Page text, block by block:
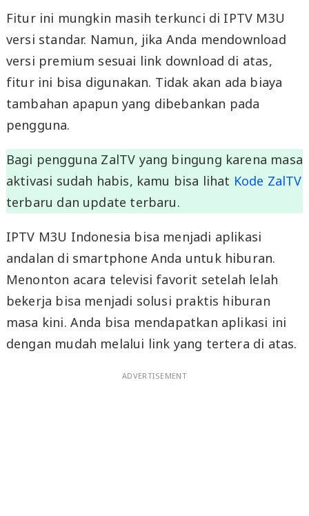
Fitur ini mungkin masih terkunci di IPTV M3U
versi standar. Namun, jika Anda mendownload
versi premium sesuai link download di atas,
fitur ini bisa digunakan. Tidak akan ada biaya
tambahan apapun yang dibebankan pada
pengguna.
Bagi pengguna ZalTV yang bingung karena masa
aktivasi sudah habis, kamu bisa lihat Kode ZalTV
terbaru dan update terbaru.
IPTV M3U Indonesia bisa menjadi aplikasi
andalan di smartphone Anda untuk hiburan.
Menonton acara televisi favorit setelah lelah
bekerja bisa menjadi solusi praktis hiburan
masa kini. Anda bisa mendapatkan aplikasi ini
dengan mudah melalui link yang tertera di atas.
ADVERTISEMENT